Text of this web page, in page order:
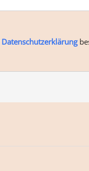
Datenschutzerklärung